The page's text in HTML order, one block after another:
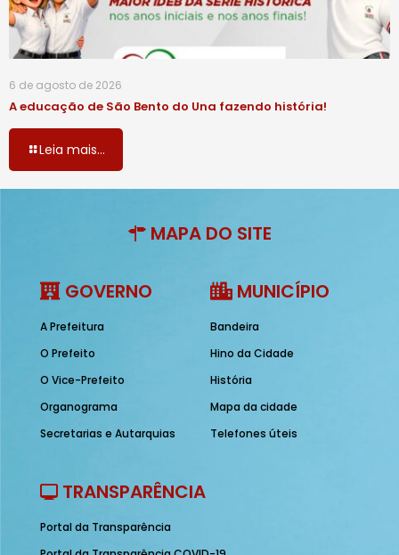
6 de agosto de 2026
A educação de São Bento do Una fazendo história!
Leia mais...
MAPA DO SITE
GOVERNO
A Prefeitura
O Prefeito
O Vice-Prefeito
Organograma
Secretarias e Autarquias
MUNICÍPIO
Bandeira
Hino da Cidade
História
Mapa da cidade
Telefones úteis
TRANSPARÊNCIA
Portal da Transparência